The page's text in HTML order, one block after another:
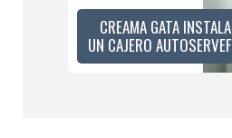
CREAMA GATA INSTALA
UN CAJERO AUTOSERVEF